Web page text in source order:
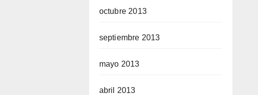
octubre 2013
septiembre 2013
mayo 2013
abril 2013